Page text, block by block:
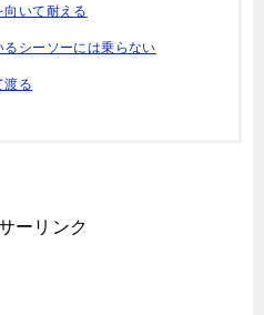
いて耐える
シーソーには乗らない
渡る
ーリンク